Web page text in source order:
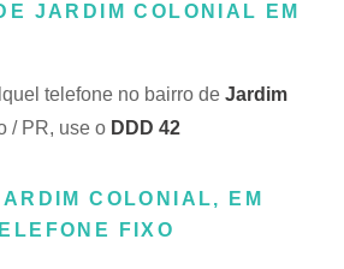
JARDIM COLONIAL EM
telefone no bairro de Jardim
/ PR, use o DDD 42
COLONIAL, EM
FIXO